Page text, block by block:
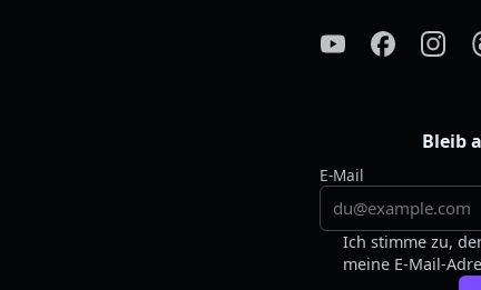
Bleib
E-Mail
Ich stimme zu,
meine E-Mail-